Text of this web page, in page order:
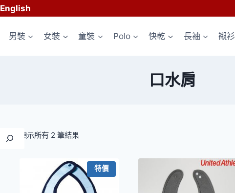
English
男裝 女裝 童裝 Polo 快乾 長袖 襯衫
口水肩
顯示所有 2 筆結果依
銷
度
特價